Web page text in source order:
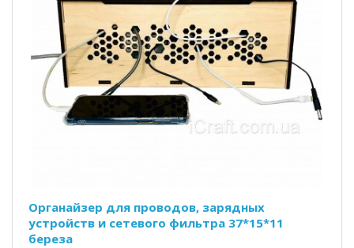
Органайзер для проводов, зарядных
устройств и сетевого фильтра 37*15*11
береза